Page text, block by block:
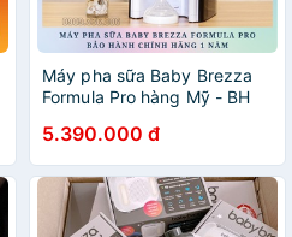
Máy pha sữa Baby Brezza
Formula Pro hàng Mỹ - BH
trợ kĩ thuật trọn đời
5.390.000 đ